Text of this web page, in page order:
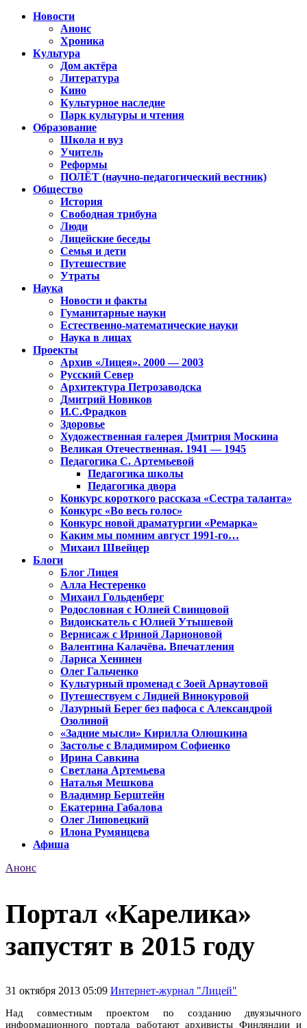
Новости
Анонс
Хроника
Культура
Дом актёра
Литература
Кино
Культурное наследие
Парк культуры и чтения
Образование
Школа и вуз
Учитель
Реформы
ПОЛЁТ (научно-педагогический вестник)
Общество
История
Свободная трибуна
Люди
Лицейские беседы
Семья и дети
Путешествие
Утраты
Наука
Новости и факты
Гуманитарные науки
Естественно-математические науки
Наука в лицах
Проекты
Архив «Лицея». 2000 — 2003
Русский Север
Архитектура Петрозаводска
Дмитрий Новиков
И.С.Фрадков
Здоровье
Художественная галерея Дмитрия Москина
Великая Отечественная. 1941 — 1945
Педагогика С. Артемьевой
Педагогика школы
Педагогика двора
Конкурс короткого рассказа «Сестра таланта»
Конкурс «Во весь голос»
Конкурс новой драматургии «Ремарка»
Каким мы помним август 1991-го…
Михаил Швейцер
Блоги
Блог Лицея
Алла Нестеренко
Михаил Гольденберг
Родословная с Юлией Свинцовой
Видоискатель с Юлией Утышевой
Вернисаж с Ириной Ларионовой
Валентина Калачёва. Впечатления
Лариса Хенинен
Олег Гальченко
Культурный променад с Зоей Арнаутовой
Путешествуем с Лидией Винокуровой
Лазурный Берег без пафоса с Александрой
Озолиной
«Задние мысли» Кирилла Олюшкина
Застолье с Владимиром Софиенко
Ирина Савкина
Светлана Артемьева
Наталья Мешкова
Владимир Берштейн
Екатерина Габалова
Олег Липовецкий
Илона Румянцева
Афиша
Анонс
Портал «Карелика»
запустят в 2015 году
31 октября 2013 05:09 Интернет-журнал "Лицей"
Над совместным проектом по созданию двуязычного
информационного портала работают архивисты Финляндии и